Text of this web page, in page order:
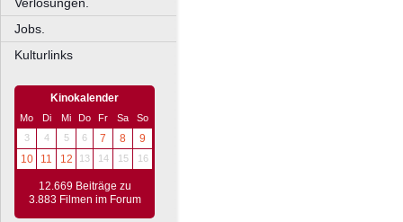
Jobs.
Kulturlinks
Kinokalender
Mo Di Mi Do Fr Sa
So
3
4 5 6 7 8
9
10
11 12 13 14 15 16
12.669 Beiträge zu
3.883 Filmen im Forum